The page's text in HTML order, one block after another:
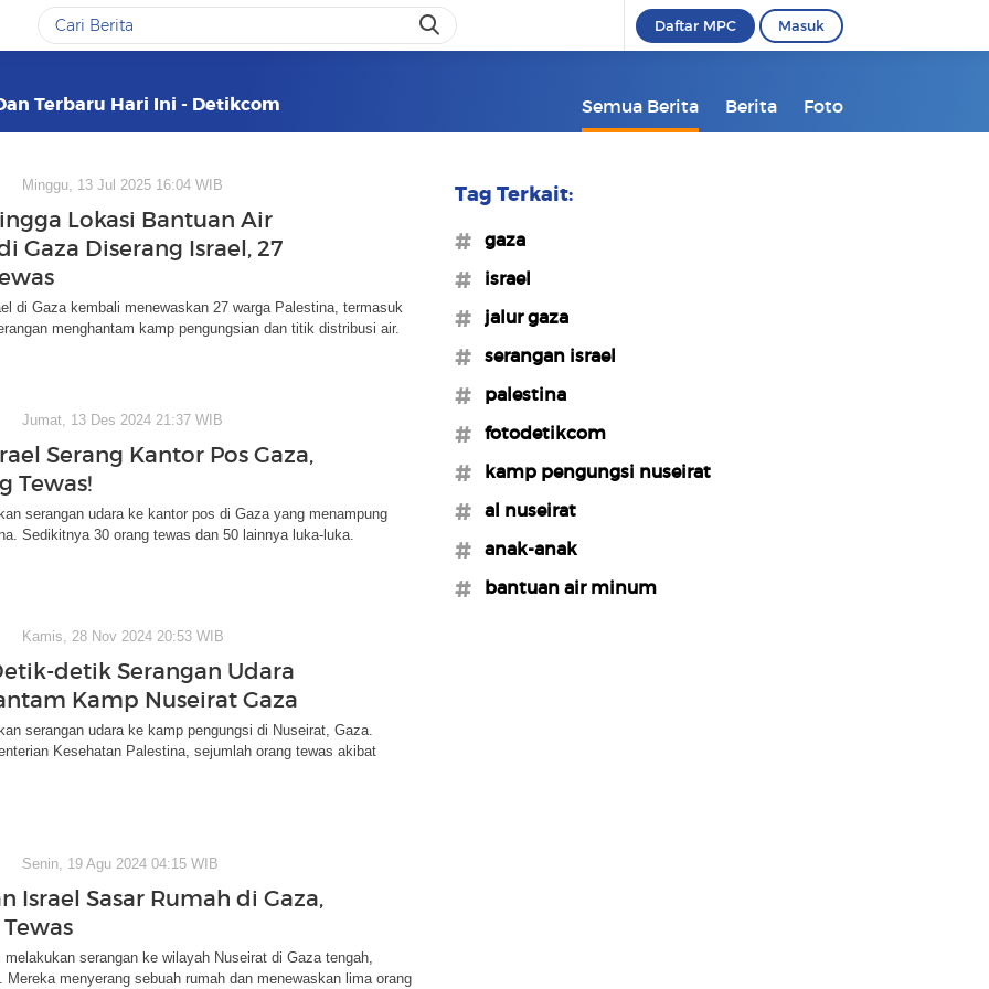
Daftar MPC Masuk
Terbaru Hari Ini - Detikcom Semua Berita Berita Foto
Minggu, 13 Jul 2025 16:04 WIB
Lokasi Bantuan Air
Gaza Diserang Israel, 27
di Gaza kembali menewaskan 27 warga Palestina, termasuk
menghantam kamp pengungsian dan titik distribusi air.
Jumat, 13 Des 2024 21:37 WIB
Serang Kantor Pos Gaza,
Tewas!
serangan udara ke kantor pos di Gaza yang menampung
Sedikitnya 30 orang tewas dan 50 lainnya luka-luka.
Kamis, 28 Nov 2024 20:53 WIB
detik Serangan Udara
Kamp Nuseirat Gaza
serangan udara ke kamp pengungsi di Nuseirat, Gaza.
Kesehatan Palestina, sejumlah orang tewas akibat
Senin, 19 Agu 2024 04:15 WIB
Israel Sasar Rumah di Gaza,
serangan ke wilayah Nuseirat di Gaza tengah,
Mereka menyerang sebuah rumah dan menewaskan lima orang
Tag Terkait:
#gaza
#israel
#jalur gaza
#serangan israel
#palestina
#fotodetikcom
#kamp pengungsi nuseirat
#al nuseirat
#anak-anak
#bantuan air minum